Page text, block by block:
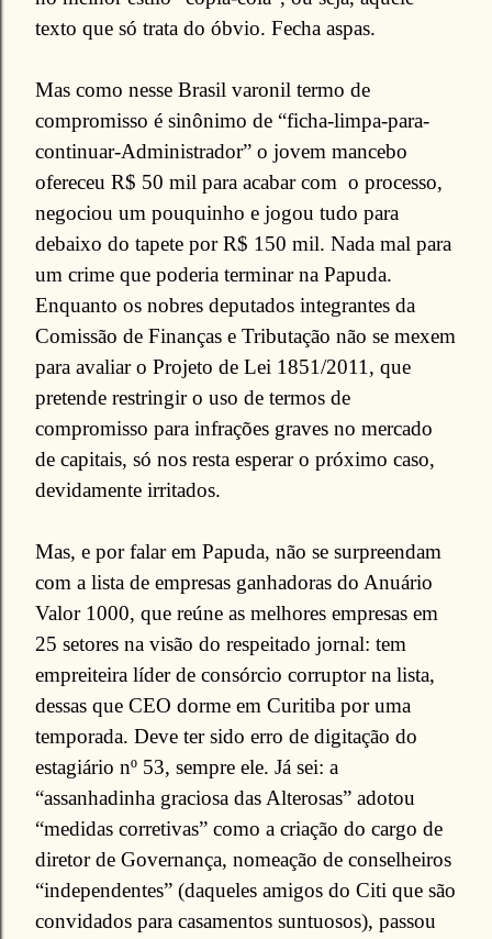
texto que só trata do óbvio. Fecha aspas.
Mas como nesse Brasil varonil termo de
compromisso é sinônimo de “ficha-limpa-para-
continuar-Administrador” o jovem mancebo
ofereceu R$ 50 mil para acabar com o processo,
negociou um pouquinho e jogou tudo para
debaixo do tapete por R$ 150 mil. Nada mal para
um crime que poderia terminar na Papuda.
Enquanto os nobres deputados integrantes da
Comissão de Finanças e Tributação não se mexem
para avaliar o Projeto de Lei 1851/2011, que
pretende restringir o uso de termos de
compromisso para infrações graves no mercado
de capitais, só nos resta esperar o próximo caso,
devidamente irritados.
Mas, e por falar em Papuda, não se surpreendam
com a lista de empresas ganhadoras do Anuário
Valor 1000, que reúne as melhores empresas em
25 setores na visão do respeitado jornal: tem
empreiteira líder de consórcio corruptor na lista,
dessas que CEO dorme em Curitiba por uma
temporada. Deve ter sido erro de digitação do
estagiário nº 53, sempre ele. Já sei: a
“assanhadinha graciosa das Alterosas” adotou
“medidas corretivas” como a criação do cargo de
diretor de Governança, nomeação de conselheiros
“independentes” (daqueles amigos do Citi que são
convidados para casamentos suntuosos), passou